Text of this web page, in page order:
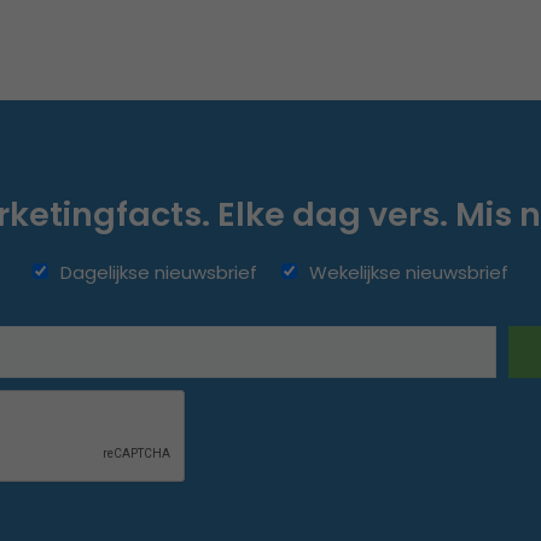
Elke dag vers. Mis
Dagelijkse nieuwsbrief Wekelijkse nieuwsbrief